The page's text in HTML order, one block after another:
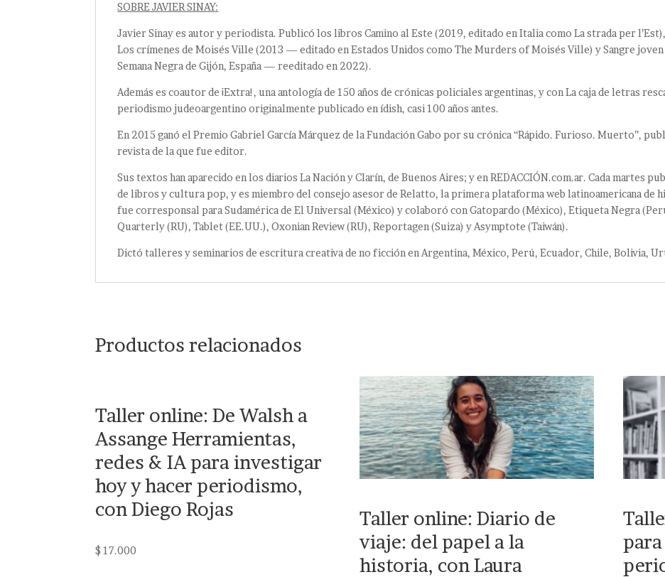
SOBRE JAVIER SINAY:
Javier Sinay es autor y periodista. Publicó los libros Camino al Este (2019, editado en Italia como La strada per
Los crímenes de Moisés Ville (2013 — editado en Estados Unidos como The Murders of Moisés Ville) y Sangre
Semana Negra de Gijón, España — reeditado en 2022).
Además es coautor de ¡Extra!, una antología de 150 años de crónicas policiales argentinas, y con La caja de letras
periodismo judeoargentino originalmente publicado en ídish, casi 100 años antes.
En 2015 ganó el Premio Gabriel García Márquez de la Fundación Gabo por su crónica “Rápido. Furioso. Muerto”,
revista de la que fue editor.
Sus textos han aparecido en los diarios La Nación y Clarín, de Buenos Aires; y en REDACCIÓN.com.ar. Cada martes
de libros y cultura pop, y es miembro del consejo asesor de Relatto, la primera plataforma web latinoamericana de
fue corresponsal para Sudamérica de El Universal (México) y colaboró con Gatopardo (México), Etiqueta Negra
Quarterly (RU), Tablet (EE.UU.), Oxonian Review (RU), Reportagen (Suiza) y Asymptote (Taiwán).
Dictó talleres y seminarios de escritura creativa de no ficción en Argentina, México, Perú, Ecuador, Chile, Bolivia,
Productos relacionados
Taller online: De Walsh a
Assange Herramientas,
redes & IA para investigar
hoy y hacer periodismo,
con Diego Rojas
$ 17.000
Taller online: Diario de
viaje: del papel a la
historia, con Laura